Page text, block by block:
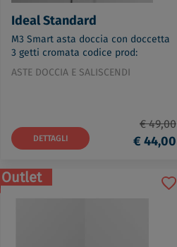
Ideal Standard
M3 Smart asta doccia con doccetta
3 getti cromata codice prod:
B9508AA
ASTE DOCCIA E SALISCENDI
DETTAGLI
€ 49,00
€ 44,00
Outlet